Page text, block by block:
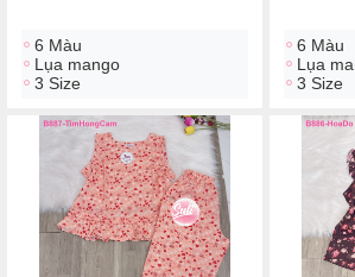
6 Màu
Lụa mango
3 Size
6 Màu
Lụa
3 Size